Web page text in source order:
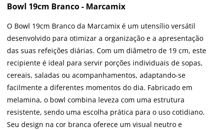
Bowl 19cm Branco - Marcamix
O Bowl 19cm Branco da Marcamix é um utensílio versátil
desenvolvido para otimizar a organização e a apresentação
das suas refeições diárias. Com um diâmetro de 19 cm, este
recipiente é ideal para servir porções individuais de sopas,
cereais, saladas ou acompanhamentos, adaptando-se
facilmente a diferentes momentos do dia. Fabricado em
melamina, o bowl combina leveza com uma estrutura
resistente, sendo uma escolha prática para o uso cotidiano.
Seu design na cor branca oferece um visual neutro e